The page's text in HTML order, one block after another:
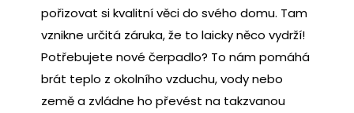
pořizovat si kvalitní věci do svého domu. Tam
vznikne určitá záruka, že to laicky něco vydrží!
Potřebujete nové čerpadlo? To nám pomáhá
brát teplo z okolního vzduchu, vody nebo
země a zvládne ho převést na takzvanou